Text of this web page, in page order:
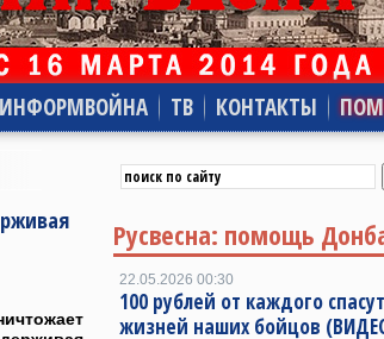
ИНФОРМВОЙНА ТВ КОНТАКТЫ
Русвесна: помощь
22.05.2026 00:30
100 рублей от каждого
жизней наших бойцов